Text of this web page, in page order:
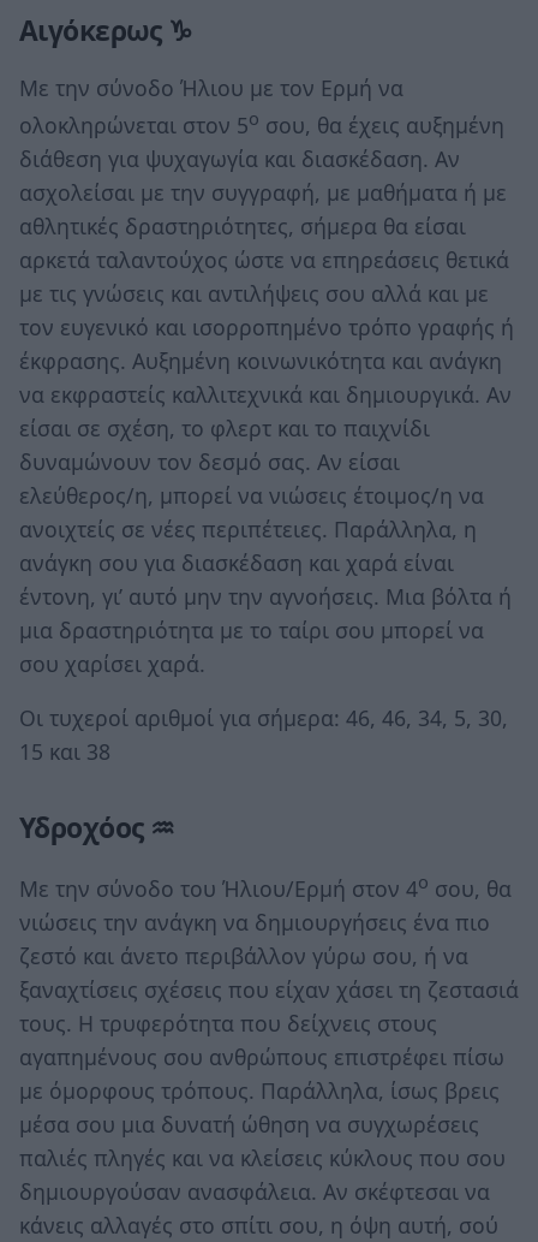
Αιγόκερως ♑
Με την σύνοδο Ήλιου με τον Ερμή να
ολοκληρώνεται στον 5ο σου, θα έχεις αυξημένη
διάθεση για ψυχαγωγία και διασκέδαση. Αν
ασχολείσαι με την συγγραφή, με μαθήματα ή με
αθλητικές δραστηριότητες, σήμερα θα είσαι
αρκετά ταλαντούχος ώστε να επηρεάσεις θετικά
με τις γνώσεις και αντιλήψεις σου αλλά και με
τον ευγενικό και ισορροπημένο τρόπο γραφής ή
έκφρασης. Αυξημένη κοινωνικότητα και ανάγκη
να εκφραστείς καλλιτεχνικά και δημιουργικά. Αν
είσαι σε σχέση, το φλερτ και το παιχνίδι
δυναμώνουν τον δεσμό σας. Αν είσαι
ελεύθερος/η, μπορεί να νιώσεις έτοιμος/η να
ανοιχτείς σε νέες περιπέτειες. Παράλληλα, η
ανάγκη σου για διασκέδαση και χαρά είναι
έντονη, γι’ αυτό μην την αγνοήσεις. Μια βόλτα ή
μια δραστηριότητα με το ταίρι σου μπορεί να
σου χαρίσει χαρά.
Οι τυχεροί αριθμοί για σήμερα: 46, 46, 34, 5, 30,
15 και 38
Υδροχόος ♒
Με την σύνοδο του Ήλιου/Ερμή στον 4ο σου, θα
νιώσεις την ανάγκη να δημιουργήσεις ένα πιο
ζεστό και άνετο περιβάλλον γύρω σου, ή να
ξαναχτίσεις σχέσεις που είχαν χάσει τη ζεστασιά
τους. Η τρυφερότητα που δείχνεις στους
αγαπημένους σου ανθρώπους επιστρέφει πίσω
με όμορφους τρόπους. Παράλληλα, ίσως βρεις
μέσα σου μια δυνατή ώθηση να συγχωρέσεις
παλιές πληγές και να κλείσεις κύκλους που σου
δημιουργούσαν ανασφάλεια. Αν σκέφτεσαι να
κάνεις αλλαγές στο σπίτι σου, η όψη αυτή, σού